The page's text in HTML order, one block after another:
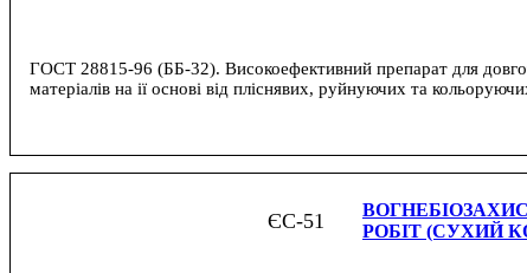
ГОСТ 28815-96 (ББ-32). Високоефективний препарат для
матеріалів на ії основі від пліснявих, руйнуючих та
ЄС-51
РОБІТ (СУХИЙ